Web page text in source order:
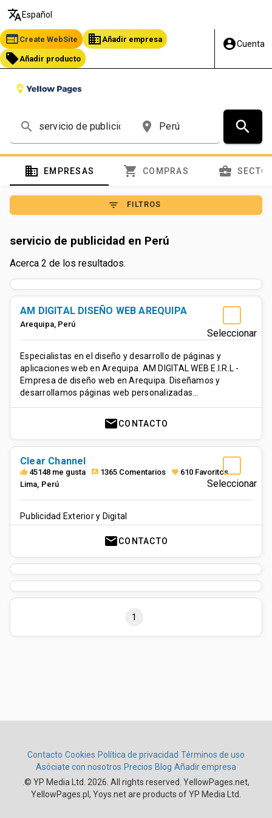
translate Español
web Create WebSite business Añadir empresa
local_offer Añadir producto
account_circleCuenta
search place search
domain EMPRESAS shopping_cart COMPRAS business_center
filter_list FILTROS
servicio de publicidad en Perú
Acerca 2 de los resultados.
Seleccionar
AM DIGITAL DISEÑO WEB AREQUIPA
Arequipa, Perú
Especialistas en el diseño y desarrollo de páginas y
aplicaciones web en Arequipa. AM DIGITAL WEB E.I.R.L -
Empresa de diseño web en Arequipa. Diseñamos y
desarrollamos páginas web personalizadas…
mailCONTACTO
Seleccionar
Clear Channel
thumb_up 45148 me gusta rate_review 1365 Comentarios favorite 610 Favoritos
Lima Perú
Publicidad Exterior y Digital
mailCONTACTO
1
Contacto Cookies Política de privacidad Términos de uso
Asóciate con nosotros Precios Blog Añadir empresa
© YP Media Ltd. 2026. All rights reserved. YellowPages.net,
YellowPages.pl, Yoys.net are products of YP Media Ltd.